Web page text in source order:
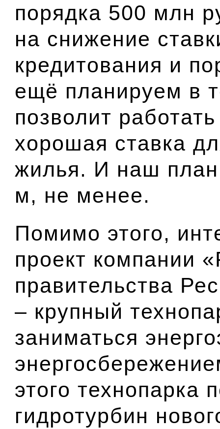
порядка 500 млн
на снижение
кредитования и
ещё планируем в
позволит
хорошая ставка
жилья. И наш
м, не менее.
Помимо этого,
проект компании
правительства
– крупный
заниматься
этого технопарка
гидротурбин